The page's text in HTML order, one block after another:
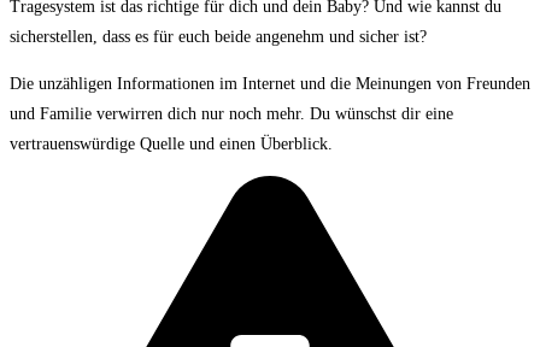
Tragesystem ist das richtige für dich und dein Baby? Und wie kannst du
sicherstellen, dass es für euch beide angenehm und sicher ist?
Die unzähligen Informationen im Internet und die Meinungen von Freunden
und Familie verwirren dich nur noch mehr. Du wünschst dir eine
vertrauenswürdige Quelle und einen Überblick.